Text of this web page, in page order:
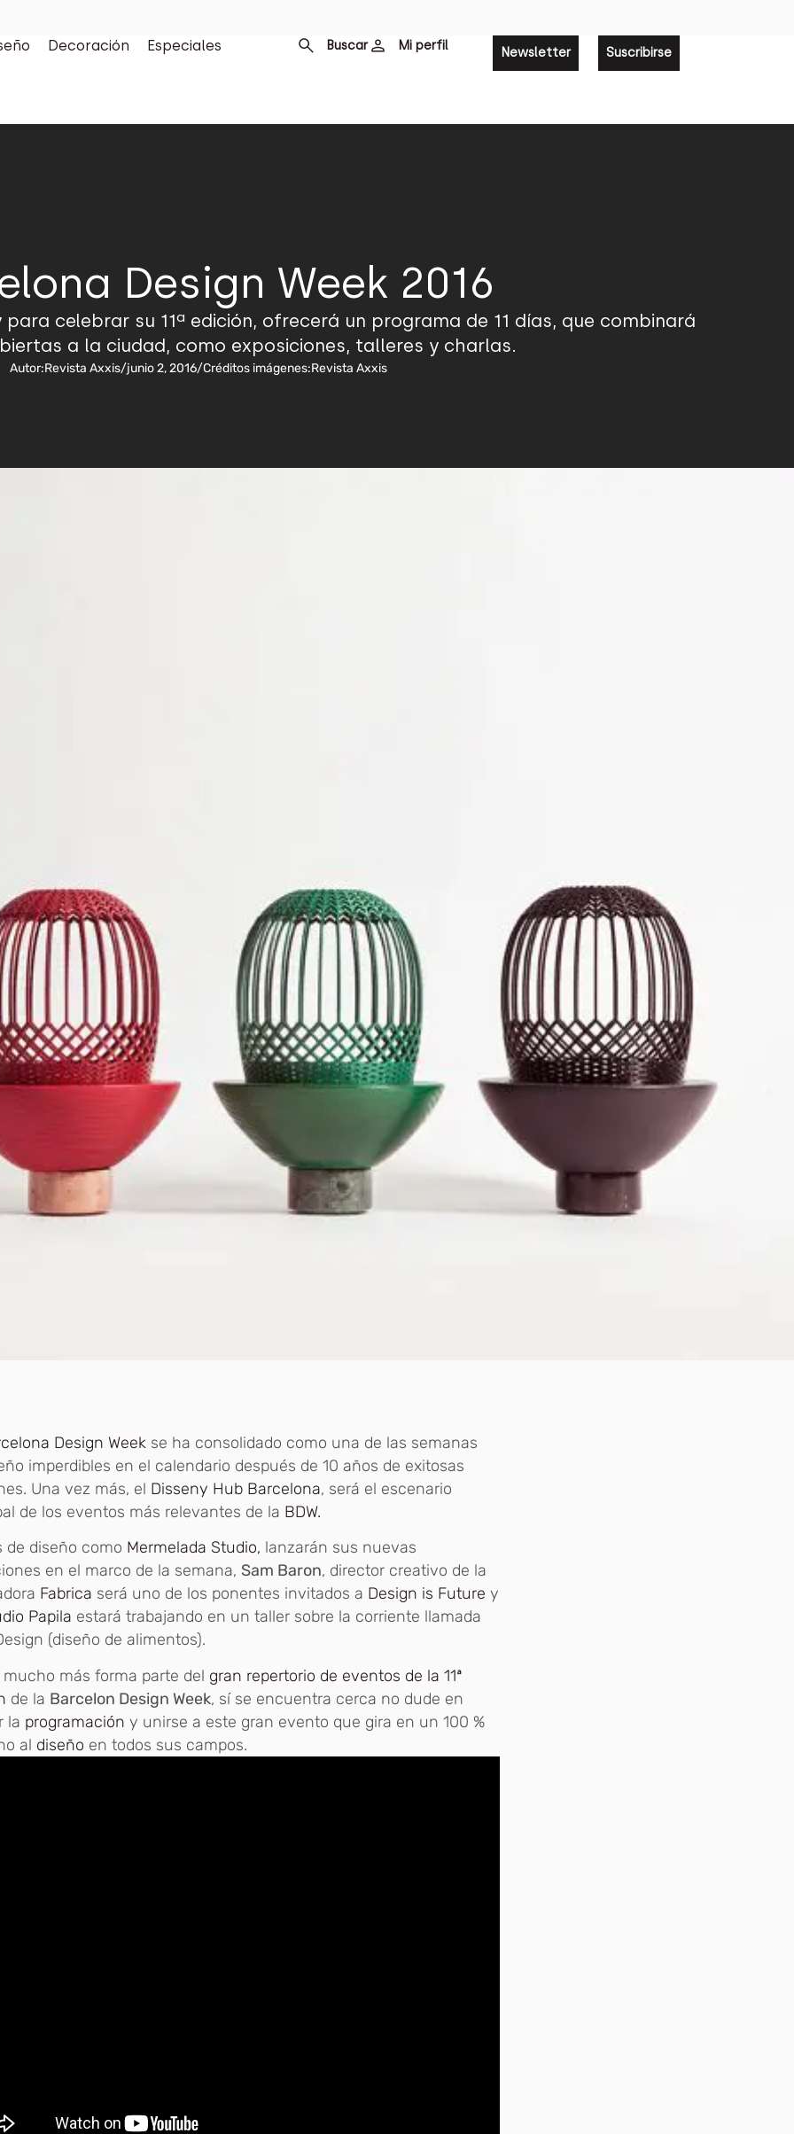
Decoración Especiales Buscar Mi perfil Newsletter Suscribirse
Design Week 2016
para celebrar su 11ª edición, ofrecerá un programa de 11 días, que combinará
a la ciudad, como exposiciones, talleres y charlas.
Autor:Revista Axxis/junio 2, 2016/Créditos imágenes:Revista Axxis
Design Week se ha consolidado como una de las semanas
imperdibles en el calendario después de 10 años de exitosas
Una vez más, el Disseny Hub Barcelona, será el escenario
de los eventos más relevantes de la BDW.
de diseño como Mermelada Studio, lanzarán sus nuevas
en el marco de la semana, Sam Baron, director creativo de la
Fabrica será uno de los ponentes invitados a Design is Future y
Papila estará trabajando en un taller sobre la corriente llamada
(diseño de alimentos).
mucho más forma parte del gran repertorio de eventos de la 11ª
de la Barcelon Design Week, sí se encuentra cerca no dude en
la programacióny unirse a este gran evento que gira en un 100 %
al diseño en todos sus campos.